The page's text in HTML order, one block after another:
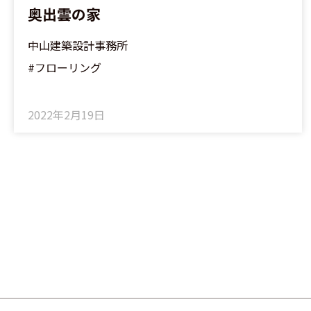
奥出雲の家
中山建築設計事務所
#フローリング
2022年2月19日